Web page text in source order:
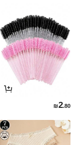
₪2.80